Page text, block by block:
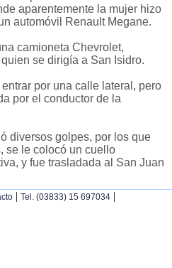
aparentemente la mujer hizo
automóvil Renault Megane.
camioneta Chevrolet,
se dirigía a San Isidro.
por una calle lateral, pero
por el conductor de la
diversos golpes, por los que
se le colocó un cuello
y fue trasladada al San Juan
| Tel. (03833) 15 697034 |